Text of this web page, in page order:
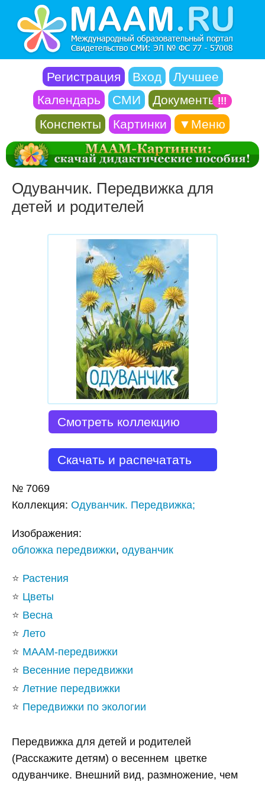
Регистрация Вход
Лучшее
Календарь
СМИ Документы !!!
Конспекты Картинки ▼Меню
Одуванчик. Передвижка для
детей и родителей
Смотреть коллекцию
Скачать и распечатать
№ 7069
Коллекция: Одуванчик. Передвижка;
Изображения:
обложка передвижки, одуванчик
⭐ Растения
⭐ Цветы
⭐ Весна
⭐ Лето
⭐ МААМ-передвижки
⭐ Весенние передвижки
⭐ Летние передвижки
⭐ Передвижки по экологии
Передвижка для детей и родителей
(Расскажите детям) о весеннем цветке
одуванчике. Внешний вид, размножение, чем